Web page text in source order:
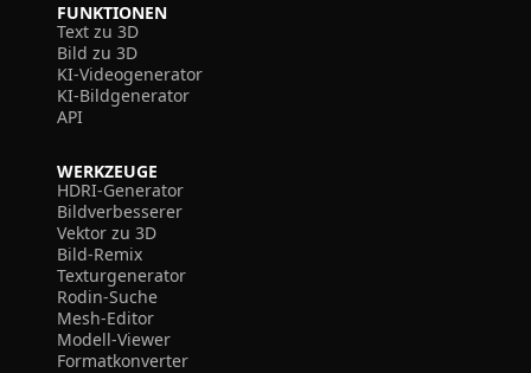
FUNKTIONEN
Text zu 3D
Bild zu 3D
KI-Videogenerator
KI-Bildgenerator
API
WERKZEUGE
HDRI-Generator
Bildverbesserer
Vektor zu 3D
Bild-Remix
Texturgenerator
Rodin-Suche
Mesh-Editor
Modell-Viewer
Formatkonverter